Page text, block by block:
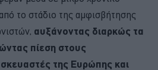
το στάδιο της αμφισβήτησης
αυξάνοντας διαρκώς τα
πίεση στους
της Ευρώπης και